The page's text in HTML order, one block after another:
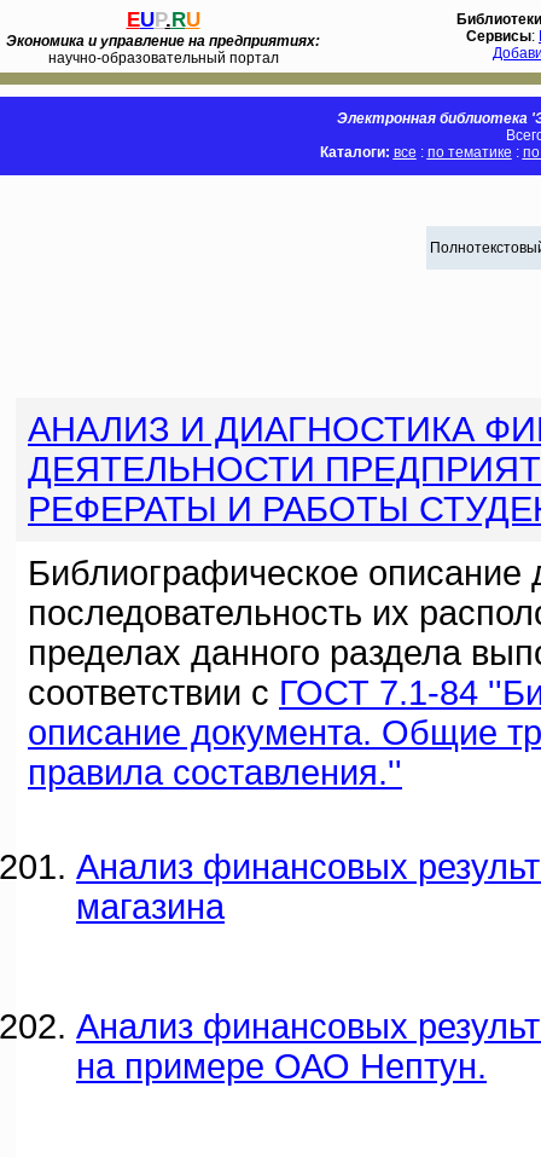
EUP.RU
Экономика и управление на предприятиях:
научно-образовательный портал
Библиотеки
Сервисы:
Электронная библиотека
Каталоги: все : по тематике :
АНАЛИЗ И ДИАГНОСТИКА
ДЕЯТЕЛЬНОСТИ
РЕФЕРАТЫ И РАБОТЫ
Библиографическое описание
последовательность их
пределах данного раздела
соответствии с ГОСТ 7.1-84
описание документа. Общие
правила составления.''
Анализ финансовых
магазина
Анализ финансовых
на примере ОАО Нептун.